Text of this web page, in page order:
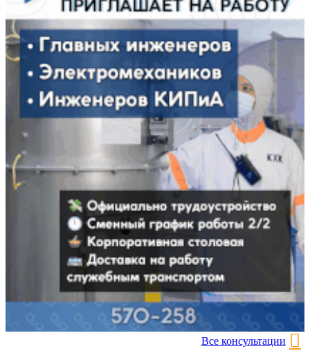
Все консультации